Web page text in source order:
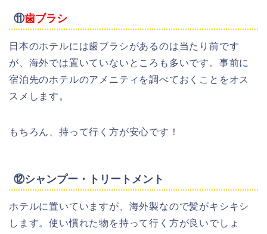
⑪歯ブラシ
日本のホテルには歯ブラシがあるのは当たり前です
が、海外では置いていないところも多いです。事前に
宿泊先のホテルのアメニティを調べておくことをオス
スメします。
もちろん、持って行く方が安心です！
⑫シャンプー・トリートメント
ホテルに置いていますが、海外製なので髪がキシキシ
します。使い慣れた物を持って行く方が良いでしょ